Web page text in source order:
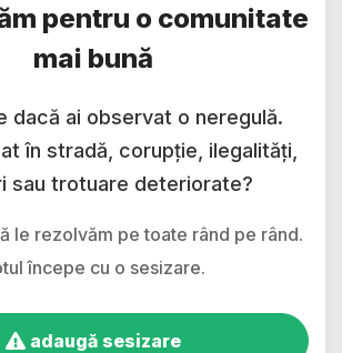
pentru o comunitate
mai bună
dacă ai observat o neregulă.
în stradă, corupție, ilegalități,
sau trotuare deteriorate?
le rezolvăm pe toate rând pe rând.
începe cu o sesizare.
adaugă sesizare